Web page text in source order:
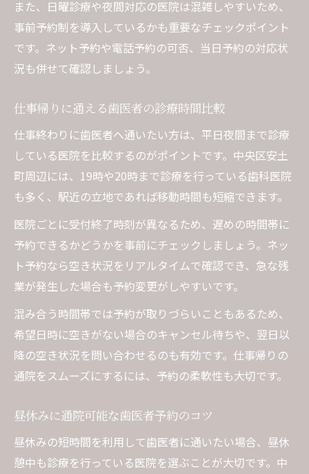
また、日曜診療や夜間対応の医院は混雑しやすいため、
事前予約制を導入しているかも重要なチェックポイント
です。ネット予約や電話予約の可否、当日予約の対応状
況も併せて確認しましょう。
仕事帰りに通える歯医者の診療時間比較
仕事終わりに歯医者へ通いたい方は、平日夜間まで診療
している医院を比較するのがポイントです。中央区安土
町周辺には、19時や20時まで診療を行っている歯科医院
も多く、駅近の立地であれば移動時間も短縮できます。
医院ごとに受付終了時刻が異なるため、遅めの時間帯に
予約できるかどうかを事前にチェックしましょう。ネッ
ト予約なら空き状況をリアルタイムで確認でき、急な残
業が発生した場合も予約変更がしやすいです。
混み合う時間帯では予約が取りづらいこともあるため、
希望日時に空きがない場合のキャンセル待ちや、翌日以
降の空き状況を問い合わせるのも有効です。仕事帰りの
通院をスムーズにするには、予約の柔軟性も大切です。
昼休みに通院可能な歯医者予約のコツ
昼休みの短時間を利用して歯医者に通いたい場合、昼休
憩中も診療を行っている医院を選ぶことが大切です。中